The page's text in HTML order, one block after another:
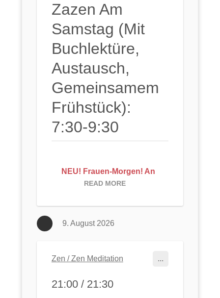
Zazen Am
Samstag (mit
Buchlektüre,
Austausch,
Gemeinsamem
Frühstück):
7:30-9:30
NEU! Frauen-Morgen! An
jedem 3. Samstag im
23.5. (um eine Woche nach
hinten verschoben),
Sonntag verschoben, gerne
Spaziergang/Wanderung,
mit teilweise "Edlem
READ MORE
9. August 2026
...
Zen / Zen Meditation
21:00 / 21:30